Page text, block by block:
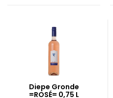
Diepe Gronde
=ROSÉ= 0,75 L